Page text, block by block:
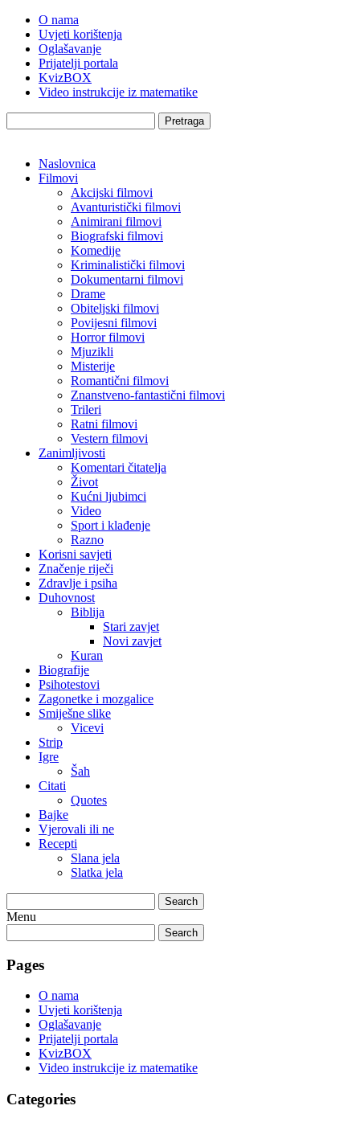
O nama
Uvjeti korištenja
Oglašavanje
Prijatelji portala
KvizBOX
Video instrukcije iz matematike
Pretraga
Naslovnica
Filmovi
Akcijski filmovi
Avanturistički filmovi
Animirani filmovi
Biografski filmovi
Komedije
Kriminalistički filmovi
Dokumentarni filmovi
Drame
Obiteljski filmovi
Povijesni filmovi
Horror filmovi
Mjuzikli
Misterije
Romantični filmovi
Znanstveno-fantastični filmovi
Trileri
Ratni filmovi
Vestern filmovi
Zanimljivosti
Komentari čitatelja
Život
Kućni ljubimci
Video
Sport i klađenje
Razno
Korisni savjeti
Značenje riječi
Zdravlje i psiha
Duhovnost
Biblija
Stari zavjet
Novi zavjet
Kuran
Biografije
Psihotestovi
Zagonetke i mozgalice
Smiješne slike
Vicevi
Strip
Igre
Šah
Citati
Quotes
Bajke
Vjerovali ili ne
Recepti
Slana jela
Slatka jela
Search
Menu
Search
Pages
O nama
Uvjeti korištenja
Oglašavanje
Prijatelji portala
KvizBOX
Video instrukcije iz matematike
Categories